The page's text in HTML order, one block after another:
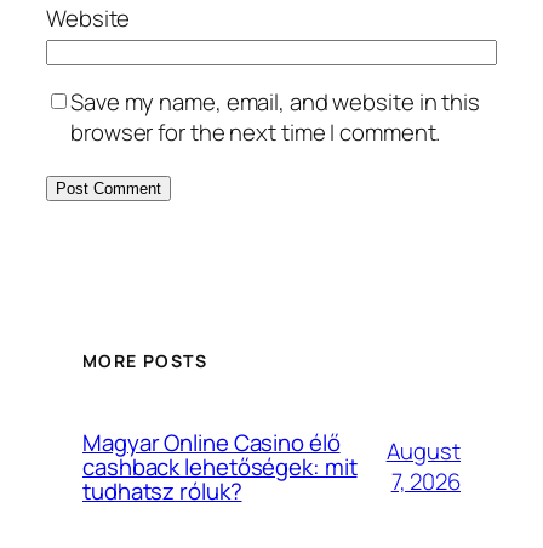
Website
Save my name, email, and website in this
browser for the next time I comment.
MORE POSTS
Magyar Online Casino élő
cashback lehetőségek: mit
tudhatsz róluk?
August
7, 2026